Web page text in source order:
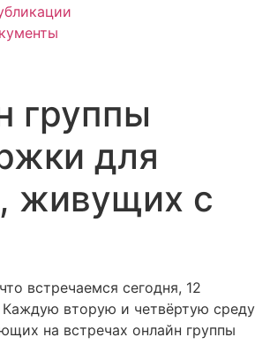
группы
для
живущих с
встречаемся сегодня, 12
Каждую вторую и четвёртую среду
на встречах онлайн группы